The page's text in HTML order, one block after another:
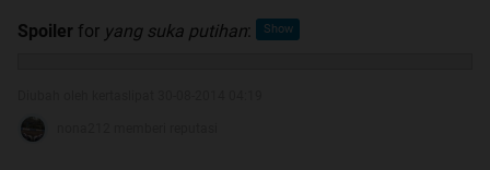
Spoiler for yang suka putihan: